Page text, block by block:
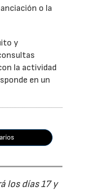
o la
y
la actividad
en un
los días 17 y